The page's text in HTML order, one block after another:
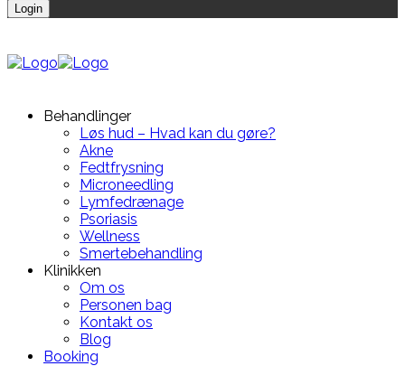
Behandlinger
Løs hud – Hvad kan du gøre?
Akne
Fedtfrysning
Microneedling
Lymfedrænage
Psoriasis
Wellness
Smertebehandling
Klinikken
Om os
Personen bag
Kontakt os
Blog
Booking